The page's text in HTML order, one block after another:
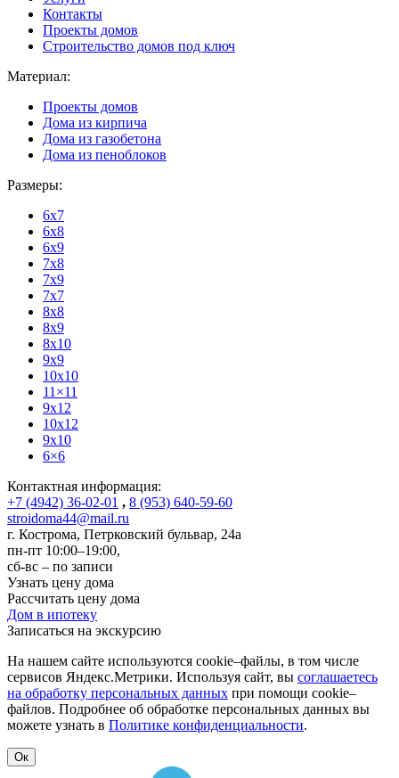
Контакты
Проекты домов
Строительство домов под ключ
Материал:
Проекты домов
Дома из кирпича
Дома из газобетона
Дома из пеноблоков
Размеры:
6x7
6x8
6x9
7x8
7x9
7x7
8x8
8x9
8x10
9x9
10x10
11×11
9x12
10x12
9x10
6×6
Контактная информация:
+7 (4942) 36-02-01 , 8 (953) 640-59-60
stroidoma44@mail.ru
г. Кострома, Петрковский бульвар, 24а
пн-пт 10:00–19:00,
сб-вс – по записи
Узнать цену дома
Рассчитать цену дома
Дом в ипотеку
Записаться на экскурсию
На нашем сайте используются cookie–файлы, в том числе
сервисов Яндекс.Метрики. Используя сайт, вы соглашаетесь
на обработку персональных данных при помощи cookie–
файлов. Подробнее об обработке персональных данных вы
можете узнать в Политике конфиденциальности.
Ок